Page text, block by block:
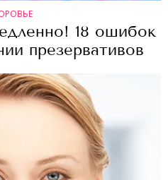
18 ошибок
презервативов